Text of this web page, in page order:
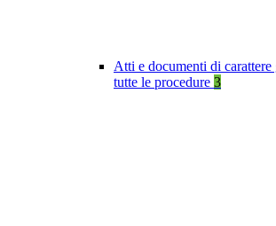
Atti e documenti di carattere
tutte le procedure 3